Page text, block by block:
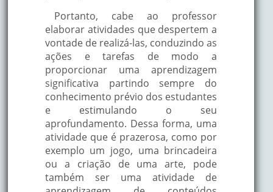
Portanto, cabe ao professor
elaborar atividades que despertem a
vontade de realizá-las, conduzindo as
ações e tarefas de modo a
proporcionar uma aprendizagem
significativa partindo sempre do
conhecimento prévio dos estudantes
e estimulando o seu
aprofundamento. Dessa forma, uma
atividade que é prazerosa, como por
exemplo um jogo, uma brincadeira
ou a criação de uma arte, pode
também ser uma atividade de